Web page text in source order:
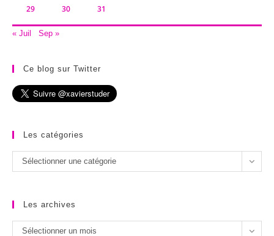
29 30 31
« Juil Sep »
Ce blog sur Twitter
Les catégories
Les
catégories
Sélectionner une catégorie
Les archives
LesSélectionner un mois